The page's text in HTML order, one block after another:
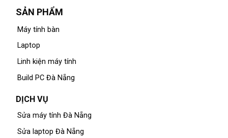
SẢN PHẨM
Máy tính bàn
Laptop
Linh kiện máy tính
Build PC Đà Nẵng
DỊCH VỤ
Sửa máy tính Đà Nẵng
Sửa laptop Đà Nẵng